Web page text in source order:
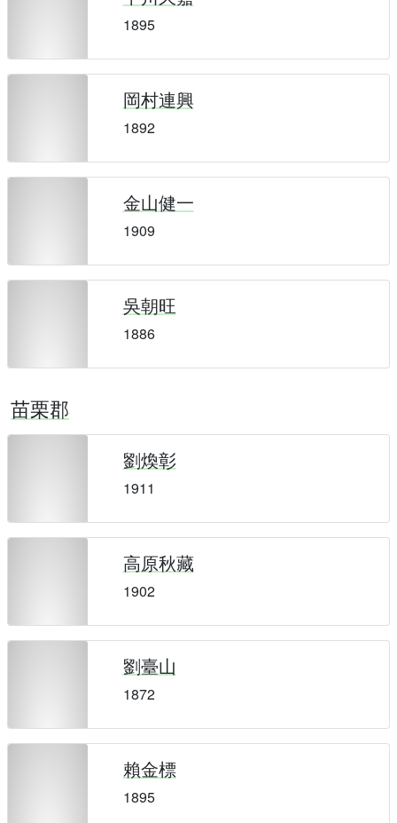
1895
岡村連興
1892
金山健一
1909
吳朝旺
1886
苗栗郡
劉煥彰
1911
高原秋藏
1902
劉臺山
1872
賴金標
1895